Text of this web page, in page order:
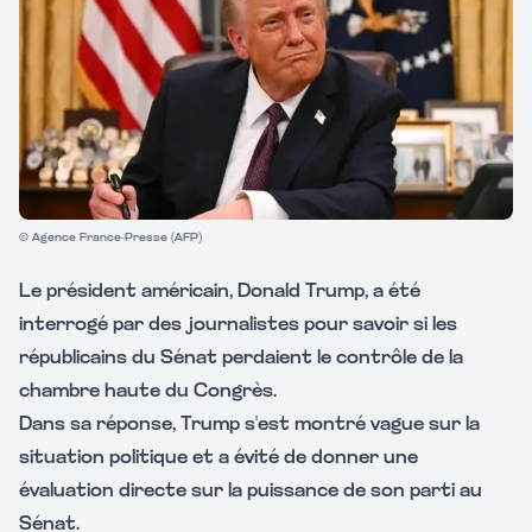
© Agence France-Presse (AFP)
Le président américain, Donald Trump, a été
interrogé par des journalistes pour savoir si les
républicains du Sénat perdaient le contrôle de la
chambre haute du Congrès.
Dans sa réponse, Trump s'est montré vague sur la
situation politique et a évité de donner une
évaluation directe sur la puissance de son parti au
Sénat.